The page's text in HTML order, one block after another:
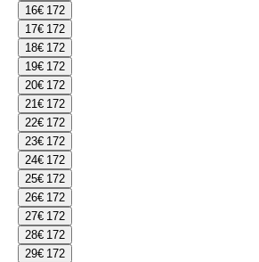
16€ 172
17€ 172
18€ 172
19€ 172
20€ 172
21€ 172
22€ 172
23€ 172
24€ 172
25€ 172
26€ 172
27€ 172
28€ 172
29€ 172